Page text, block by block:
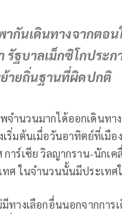
กันเดินทางจากตอ
รัฐบาลเม็กซิโกประ
ายถิ่นฐานที่ผิดปกติ
ำนวนมากได้ออกเดินทา
เริ่มต้นเมื่อวันอาทิตย์ที่เมื
าร์เซีย วิลญากราน-นักเ
ศ ในจำนวนนั้นมีประเท
มีทางเลือกอื่นนอกจากกา